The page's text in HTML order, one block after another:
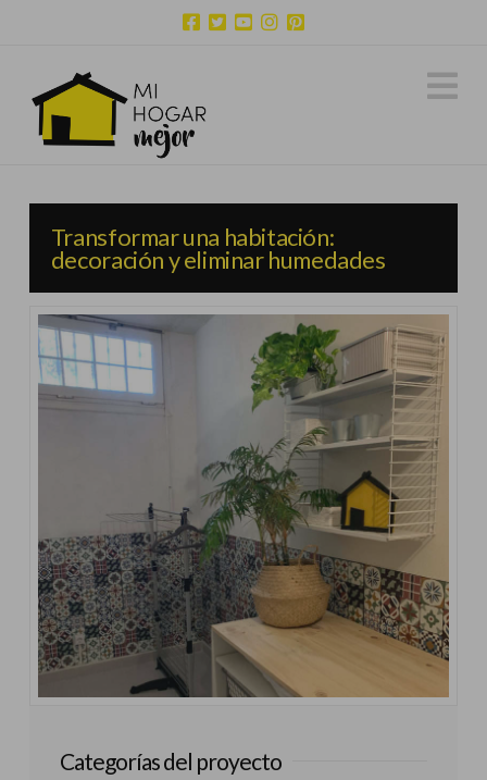
Transformar una habitación:
decoración y eliminar humedades
Categorías del proyecto